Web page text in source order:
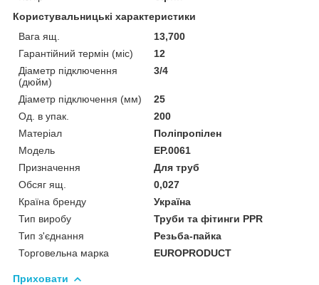
Користувальницькі характеристики
Вага ящ.
13,700
Гарантійний термін (міс)
12
Діаметр підключення
(дюйм)
3/4
Діаметр підключення (мм)
25
Од. в упак.
200
Матеріал
Поліпропілен
Мoдель
EP.0061
Призначення
Для труб
Обсяг ящ.
0,027
Країна бренду
Україна
Тип виробу
Труби та фітинги PPR
Тип з'єднання
Резьба-пайка
Торговельна марка
EUROPRODUCT
Приховати